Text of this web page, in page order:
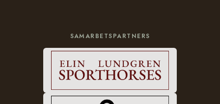
SAMARBETSPARTNERS